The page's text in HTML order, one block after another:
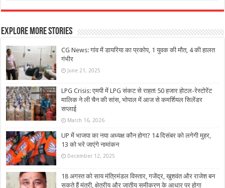
Explore More Stories
CG News: गांव में डायरिया का प्रकोप, 1 युवक की मौत, 4 की हालत
गंभीर
June 21, 2025
LPG Crisis: एमपी में LPG संकट से राहत! 50 हजार होटल-रेस्टोरेंट
मालिक ने ली चैन की सांस, भोपाल में आज से कमर्शियल सिलेंडर
सप्लाई
March 16, 2026
UP में भाजपा का नया अध्यक्ष कौन होगा? 14 दिसंबर को लगेगी मुहर,
13 को भरे जाएंगे नामांकन
December 12, 2025
18 अगस्त को साय मंत्रिमंडल विस्तार, गजेंद्र, खुशवंत और राजेश बन
सकते हैं मंत्री, क्षेत्रीय और जातीय समीकरण के आधार पर होगा